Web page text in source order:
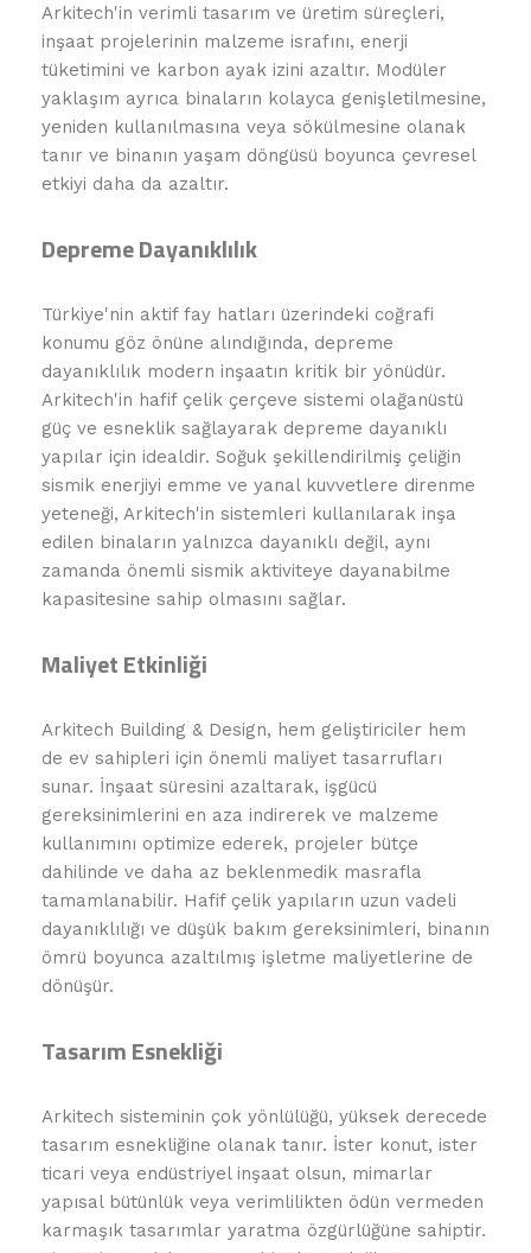
Arkitech'in verimli tasarım ve üretim süreçleri,
inşaat projelerinin malzeme israfını, enerji
tüketimini ve karbon ayak izini azaltır. Modüler
yaklaşım ayrıca binaların kolayca genişletilmesine,
yeniden kullanılmasına veya sökülmesine olanak
tanır ve binanın yaşam döngüsü boyunca çevresel
etkiyi daha da azaltır.
Depreme Dayanıklılık
Türkiye'nin aktif fay hatları üzerindeki coğrafi
konumu göz önüne alındığında, depreme
dayanıklılık modern inşaatın kritik bir yönüdür.
Arkitech'in hafif çelik çerçeve sistemi olağanüstü
güç ve esneklik sağlayarak depreme dayanıklı
yapılar için idealdir. Soğuk şekillendirilmiş çeliğin
sismik enerjiyi emme ve yanal kuvvetlere direnme
yeteneği, Arkitech'in sistemleri kullanılarak inşa
edilen binaların yalnızca dayanıklı değil, aynı
zamanda önemli sismik aktiviteye dayanabilme
kapasitesine sahip olmasını sağlar.
Maliyet Etkinliği
Arkitech Building & Design, hem geliştiriciler hem
de ev sahipleri için önemli maliyet tasarrufları
sunar. İnşaat süresini azaltarak, işgücü
gereksinimlerini en aza indirerek ve malzeme
kullanımını optimize ederek, projeler bütçe
dahilinde ve daha az beklenmedik masrafla
tamamlanabilir. Hafif çelik yapıların uzun vadeli
dayanıklılığı ve düşük bakım gereksinimleri, binanın
ömrü boyunca azaltılmış işletme maliyetlerine de
dönüşür.
Tasarım Esnekliği
Arkitech sisteminin çok yönlülüğü, yüksek derecede
tasarım esnekliğine olanak tanır. İster konut, ister
ticari veya endüstriyel inşaat olsun, mimarlar
yapısal bütünlük veya verimlilikten ödün vermeden
karmaşık tasarımlar yaratma özgürlüğüne sahiptir.